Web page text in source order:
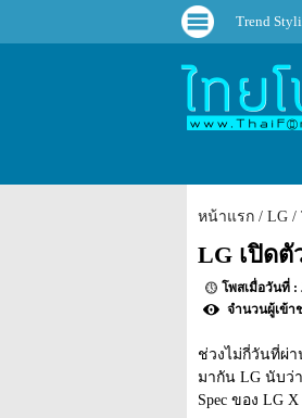
Trend
หน้าแรก LG
LG เปิดตั
ช่วงไม่กี่วันที่ผ่า
มากัน LG นับว่า
Spec ของ LG